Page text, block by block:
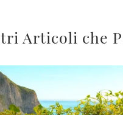
Articoli che